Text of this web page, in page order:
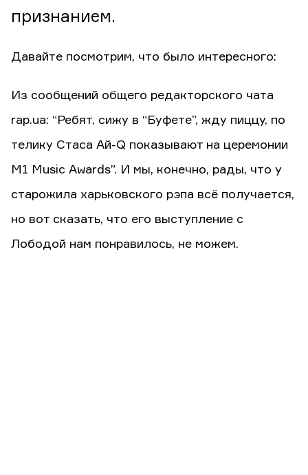
признанием.
Давайте посмотрим, что было интересного:
Из сообщений общего редакторского чата
rap.ua: “Ребят, сижу в “Буфете”, жду пиццу, по
телику Стаса Ай-Q показывают на церемонии
M1 Music Awards”. И мы, конечно, рады, что у
старожила харьковского рэпа всё получается,
но вот сказать, что его выступление с
Лободой нам понравилось, не можем.